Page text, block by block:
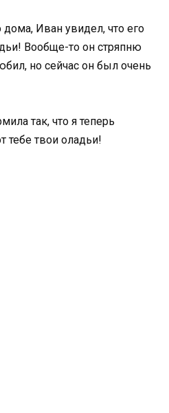
Иван увидел, что его
Вообще-то он стряпню
но сейчас он был очень
так, что я теперь
тебе твои оладьи!